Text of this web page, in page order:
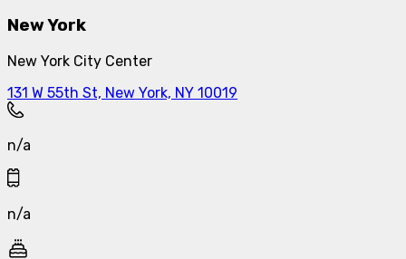
New York
New York City Center
131 W 55th St, New York, NY 10019
n/a
n/a